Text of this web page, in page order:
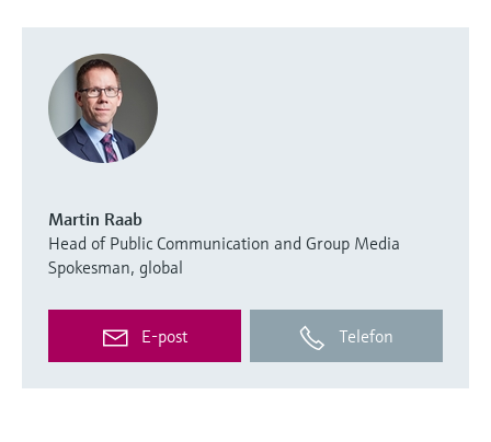
Martin Raab
Head of Public Communication and Group Media
Spokesman, global
E-post Telefon